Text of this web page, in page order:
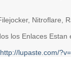
Nitroflare,
los Enlaces Estan
http://lupaste.com/